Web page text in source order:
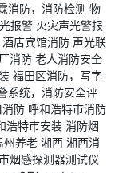
消防，消防检测 物
报警 火灾声光警报
酒店宾馆消防 声光联
消防 老人消防安全
福田区消防，写字
系统，消防安全评
防 呼和浩特市消防
浩特市安装 消防烟
州养老 湘西 湘西消
烟感探测器测试仪